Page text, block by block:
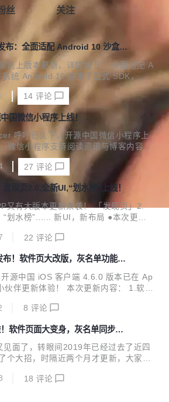
丝 关注
布：全面适配 Android 10 沙盒文
送上版本更新，详情如下： 全面适配 A
统 Android 10 迎来了正式 SDK，废
些 API，最显著的变化是文件系统更加
公有目录的读写访问方式有了重大的改
升级到 29，适配公有目录 Picture
适配公有目录 Download 文件的读
方式读写目录，而是需要 MediaStor
唤起 APK 安装器的方式，简单地说
要通过 FileP...
14 评论
国微信小程序上线！
呼吁已久下，开源中国微信小程序上
微信小程序支持阅读资讯与博客内容，
内进行。 本次 4.8.1 版本带来一些功能
客户端分享资讯和博客内容至微信，自
三方白名单； 修复闪退、修复动弹评
卓版本支持分享小程序，iOS 还在开
iOS 手机用户可直接在微信搜索「OS
验安卓最新版：https://www.oschina.n
27 评论
现页2.0,全新UI,“划水榜”上线！
又有大版本更新来袭！ 「发现页」2.
划水榜”...... 新UI，新布局 ●本次更新
位，内容查看更直观；「摇一摇」、
「附近的猿」入口移至banner下方ta
新增「开源软件精选」&「划水排行
精选」，每日推荐精选开源软件。 ●
的活跃用户榜，每日一更，动弹一周活
榜，想上榜获取更多关注吗？动弹划水
22 评论
！软件页大改版，灰名单功能上
源中国 iOS 客户端 4.6.0 版本已在 Ap
伴更新体验！ 本次更新内容： 1.软件
的软件推荐 2.「毛玻璃」灰名单功能
开源中国 APP 更新啦！软件页面大变
iOS 4.6.0下载：→戳我← 安卓 4.6.0下
最新版
8 评论
软件页面大变身，灰名单同步上
见面了，转眼间2019年已经过去了近四
个大招，时隔近两个月才更新，大家久
」这个功能还是hin受欢迎的，原先的
18 评论